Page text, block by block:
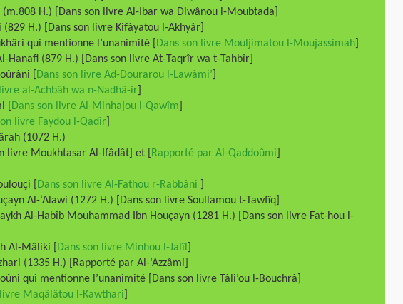
H.) [Dans son livre Al-Ibar wa Diwânou l-Moubtada]
(829 H.) [Dans son livre Kifâyatou l-Akhyâr]
qui mentionne l’unanimité [
Dans son livre Mouljimatou l-Moujassimah
Hanafi (879 H.) [Dans son livre At-Taqrîr wa t-Tahbîr]
[
Dans son livre Ad-Dourarou l-Lawâmi’
al-Achbâh wa n-Nadhâ-ir
[
Dans son livre Al-Minhajou l-Qawîm
livre Faydou l-Qadîr
(1072 H.)
livre Moukhtasar Al-Ifâdât] et [
Rapporté par Al-Qaddoûmi
[
Dans son livre Al-Fathou r-Rabbâni
Al-‘Alawi (1272 H.) [Dans son livre Soullamou t-Tawfîq]
Al-Habîb Mouhammad Ibn Houçayn (1281 H.) [Dans son livre Fat-hou l-
Al-Mâliki [
Dans son livre Minhou l-Jalîl
(1335 H.) [Rapporté par Al-‘Azzâmi]
qui mentionne l’unanimité [Dans son livre Tâli’ou l-Bouchrâ]
livre Maqâlâtou l-Kawthari